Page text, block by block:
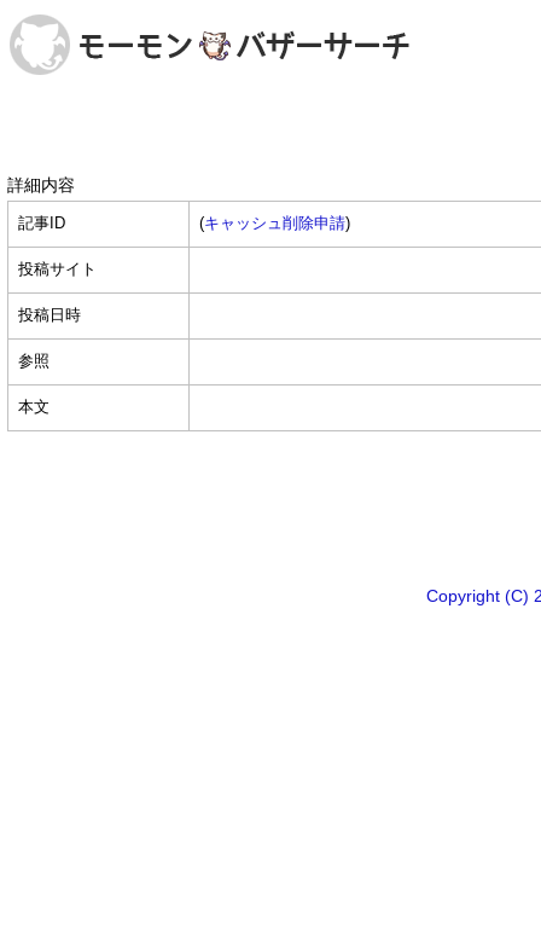
詳細内容
記事ID (キャッシュ削除申請)
投稿サイト
投稿日時
参照
本文
Copyright (C)